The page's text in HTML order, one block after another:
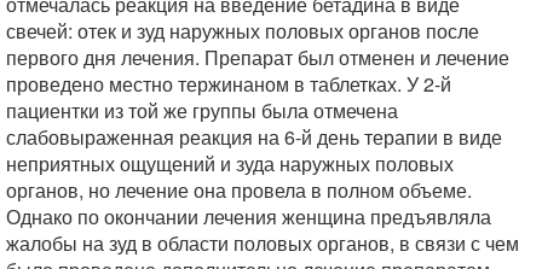
свечей: отек и зуд наружных половых органов после
первого дня лечения. Препарат был отменен и лечение
проведено местно тержинаном в таблетках. У 2-й
пациентки из той же группы была отмечена
слабовыраженная реакция на 6-й день терапии в виде
неприятных ощущений и зуда наружных половых
органов, но лечение она провела в полном объеме.
Однако по окончании лечения женщина предъявляла
жалобы на зуд в области половых органов, в связи с чем